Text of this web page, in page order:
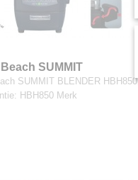
SUMMIT
HBH850
SUMMIT BLENDER HBH850
HBH850 Merk